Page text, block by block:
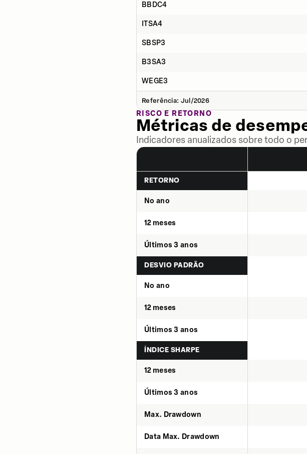
BBDC4
ITSA4
SBSP3
B3SA3
WEGE3
Referência: Jul/2026
RISCO E RETORNO
Métricas de
Indicadores anualizados sobre todo o
RETORNO
No ano
12 meses
Últimos 3 anos
DESVIO PADRÃO
No ano
12 meses
Últimos 3 anos
ÍNDICE SHARPE
12 meses
Últimos 3 anos
Max. Drawdown
Data Max. Drawdown